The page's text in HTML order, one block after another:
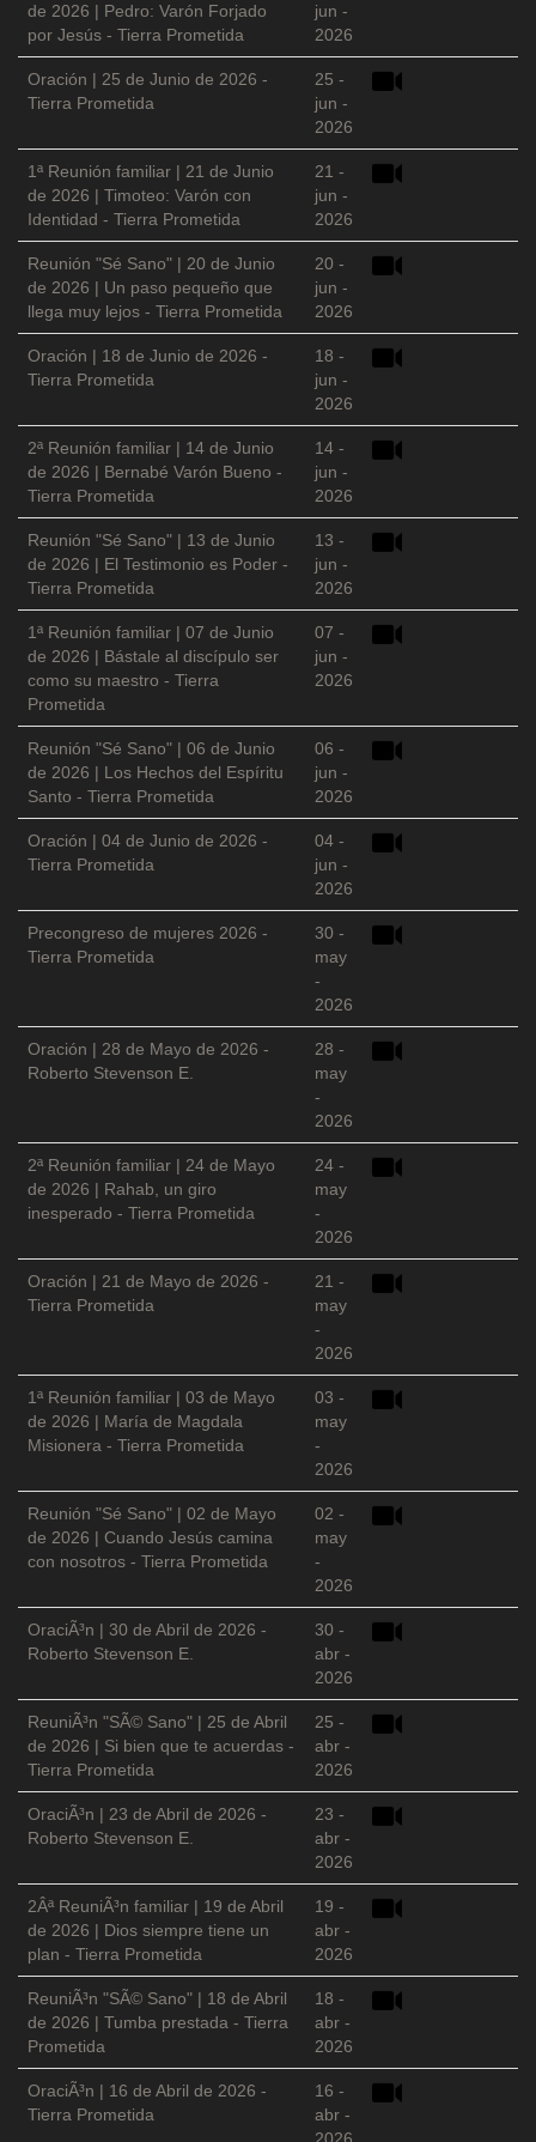
de 2026 | Pedro: Varón Forjado
por Jesús - Tierra Prometida
jun -
2026
Oración | 25 de Junio de 2026 -
Tierra Prometida
25 -
jun -
2026
1ª Reunión familiar | 21 de Junio
de 2026 | Timoteo: Varón con
Identidad - Tierra Prometida
21 -
jun -
2026
Reunión "Sé Sano" | 20 de Junio
de 2026 | Un paso pequeño que
llega muy lejos - Tierra Prometida
20 -
jun -
2026
Oración | 18 de Junio de 2026 -
Tierra Prometida
18 -
jun -
2026
2ª Reunión familiar | 14 de Junio
de 2026 | Bernabé Varón Bueno -
Tierra Prometida
14 -
jun -
2026
Reunión "Sé Sano" | 13 de Junio
de 2026 | El Testimonio es Poder -
Tierra Prometida
13 -
jun -
2026
1ª Reunión familiar | 07 de Junio
de 2026 | Bástale al discípulo ser
como su maestro - Tierra
Prometida
07 -
jun -
2026
Reunión "Sé Sano" | 06 de Junio
de 2026 | Los Hechos del Espíritu
Santo - Tierra Prometida
06 -
jun -
2026
Oración | 04 de Junio de 2026 -
Tierra Prometida
04 -
jun -
2026
Precongreso de mujeres 2026 -
Tierra Prometida
30 -
may
-
2026
Oración | 28 de Mayo de 2026 -
Roberto Stevenson E.
28 -
may
-
2026
2ª Reunión familiar | 24 de Mayo
de 2026 | Rahab, un giro
inesperado - Tierra Prometida
24 -
may
-
2026
Oración | 21 de Mayo de 2026 -
Tierra Prometida
21 -
may
-
2026
1ª Reunión familiar | 03 de Mayo
de 2026 | María de Magdala
Misionera - Tierra Prometida
03 -
may
-
2026
Reunión "Sé Sano" | 02 de Mayo
de 2026 | Cuando Jesús camina
con nosotros - Tierra Prometida
02 -
may
-
2026
OraciÃ³n | 30 de Abril de 2026 -
Roberto Stevenson E.
30 -
abr -
2026
ReuniÃ³n "SÃ© Sano" | 25 de Abril
de 2026 | Si bien que te acuerdas -
Tierra Prometida
25 -
abr -
2026
OraciÃ³n | 23 de Abril de 2026 -
Roberto Stevenson E.
23 -
abr -
2026
2Âª ReuniÃ³n familiar | 19 de Abril
de 2026 | Dios siempre tiene un
plan - Tierra Prometida
19 -
abr -
2026
ReuniÃ³n "SÃ© Sano" | 18 de Abril
de 2026 | Tumba prestada - Tierra
Prometida
18 -
abr -
2026
OraciÃ³n | 16 de Abril de 2026 -
Tierra Prometida
16 -
abr -